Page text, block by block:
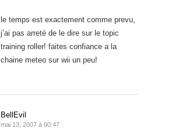
le temps est exactement comme prevu,
j’ai pas arreté de le dire sur le topic
training roller! faites confiance a la
chaine meteo sur wii un peu!
BellEvil
mai 13, 2007 à 00:47